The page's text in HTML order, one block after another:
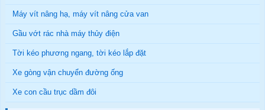
Máy vít nâng hạ, máy vít nâng cửa van
Gầu vớt rác nhà máy thủy điện
Tời kéo phương ngang, tời kéo lắp đặt
Xe gòng vận chuyển đường ống
Xe con cầu trục dầm đôi